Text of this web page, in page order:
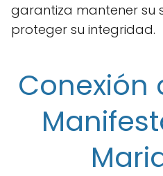
garantiza mantener su
proteger su integridad.
Conexión